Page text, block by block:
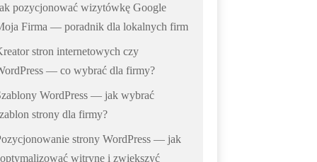
pozycjonować wizytówkę Google
Firma — poradnik dla lokalnych firm
stron internetowych czy
— co wybrać dla firmy?
WordPress — jak wybrać
strony dla firmy?
strony WordPress — jak
witrynę i zwiększyć